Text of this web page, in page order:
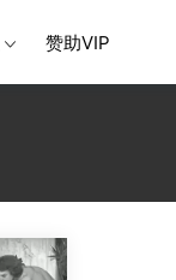
赞助VIP